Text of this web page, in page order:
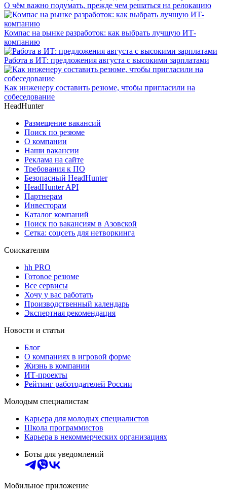
О чём важно подумать, прежде чем решаться на релокацию
Компас на рынке разработок: как выбрать лучшую ИТ-
компанию
Работа в ИТ: предложения августа с высокими зарплатами
Как инженеру составить резюме, чтобы пригласили на
собеседование
HeadHunter
Размещение вакансий
Поиск по резюме
О компании
Наши вакансии
Реклама на сайте
Требования к ПО
Безопасный HeadHunter
HeadHunter API
Партнерам
Инвесторам
Каталог компаний
Поиск по вакансиям в Азовской
Сетка: соцсеть для нетворкинга
Соискателям
hh PRO
Готовое резюме
Все сервисы
Хочу у вас работать
Производственный календарь
Экспертная рекомендация
Новости и статьи
Блог
О компаниях в игровой форме
Жизнь в компании
ИТ-проекты
Рейтинг работодателей России
Молодым специалистам
Карьера для молодых специалистов
Школа программистов
Карьера в некоммерческих организациях
Боты для уведомлений
Мобильное приложение